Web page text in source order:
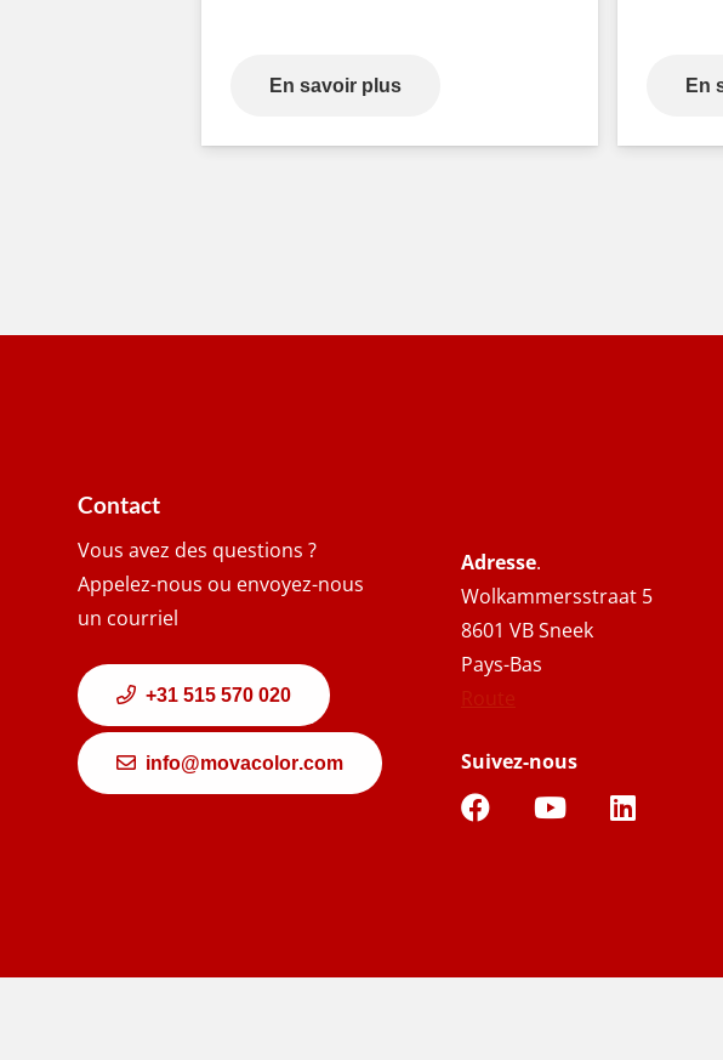
En savoir plus En
Contact
Vous avez des questions ?
Appelez-nous ou envoyez-nous
un courriel
+31 515 570 020
info@movacolor.com
Adresse.
Wolkammersstraat 5
8601 VB Sneek
Pays-Bas
Route
Suivez-nous